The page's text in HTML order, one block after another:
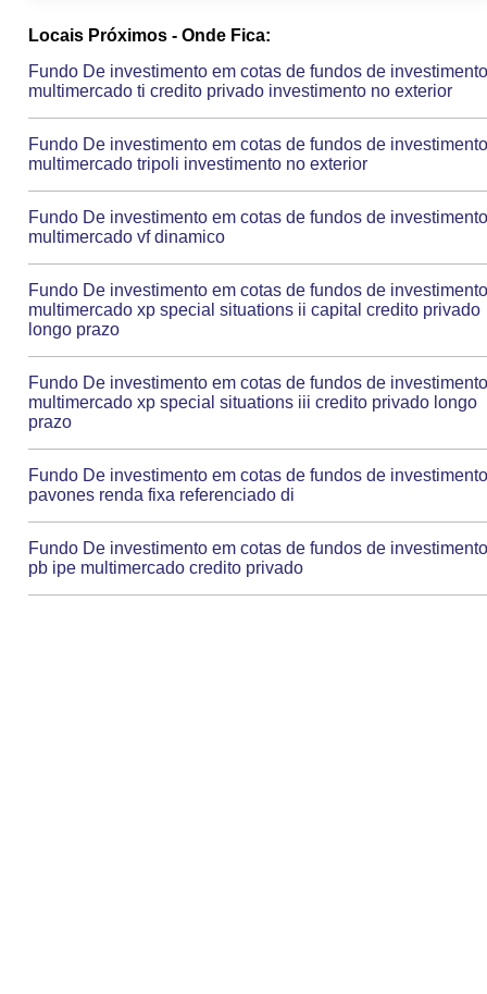
Locais Próximos - Onde Fica:
Fundo De investimento em cotas de fundos de
multimercado ti credito privado investimento no exterior
Fundo De investimento em cotas de fundos de
multimercado tripoli investimento no exterior
Fundo De investimento em cotas de fundos de
multimercado vf dinamico
Fundo De investimento em cotas de fundos de
multimercado xp special situations ii capital credito privado
longo prazo
Fundo De investimento em cotas de fundos de
multimercado xp special situations iii credito privado longo
prazo
Fundo De investimento em cotas de fundos de
pavones renda fixa referenciado di
Fundo De investimento em cotas de fundos de
pb ipe multimercado credito privado